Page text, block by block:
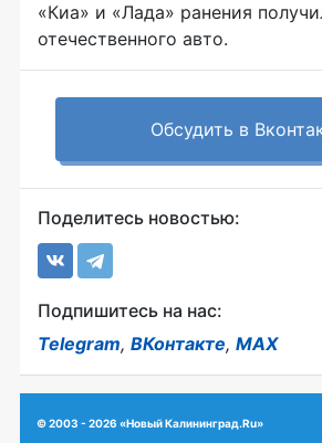
«Киа» и «Лада» ранения
отечественного авто.
Обсудить в
Поделитесь новостью:
Подпишитесь на нас:
Telegram, ВКонтакте, MAX
© 2003 - 2026 «Новый Калининград.Ru»